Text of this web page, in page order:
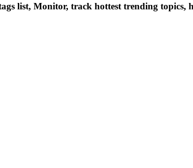
list, Monitor, track hottest trending topics,